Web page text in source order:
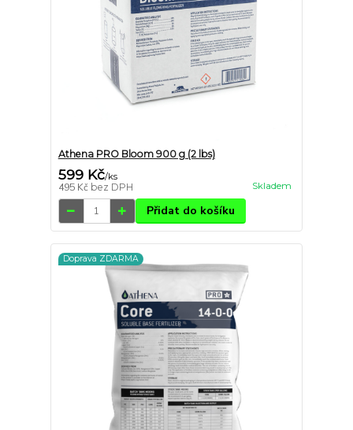
Athena PRO Bloom 900 g (2 lbs)
599 Kč/ks
495 Kč bez DPH Skladem
Přidat do košíku
Doprava ZDARMA